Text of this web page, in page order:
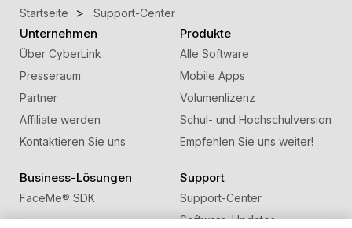
Startseite Support-Center
Unternehmen
Über CyberLink
Presseraum
Partner
Affiliate werden
Kontaktieren Sie uns
Produkte
Alle Software
Mobile Apps
Volumenlizenz
Schul- und Hochschulversion
Empfehlen Sie uns weiter!
Business-Lösungen
FaceMe® SDK
Support
Support-Center
Software-Updates